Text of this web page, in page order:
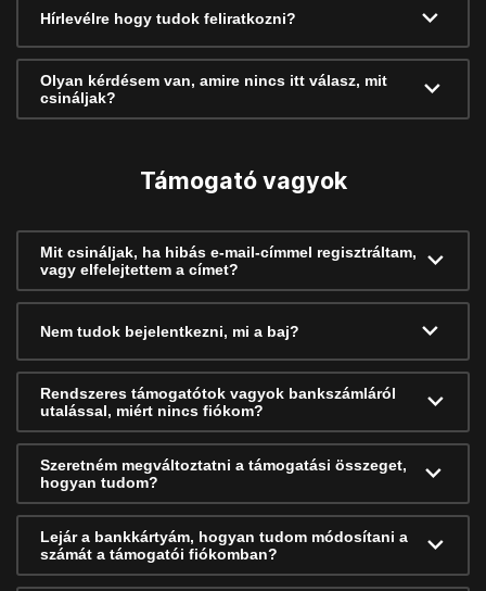
Hírlevélre hogy tudok feliratkozni?
Olyan kérdésem van, amire nincs itt válasz, mit
csináljak?
Támogató vagyok
Mit csináljak, ha hibás e-mail-címmel regisztráltam,
vagy elfelejtettem a címet?
Nem tudok bejelentkezni, mi a baj?
Rendszeres támogatótok vagyok bankszámláról
utalással, miért nincs fiókom?
Szeretném megváltoztatni a támogatási összeget,
hogyan tudom?
Lejár a bankkártyám, hogyan tudom módosítani a
számát a támogatói fiókomban?